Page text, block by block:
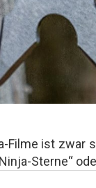
Filme ist zwar
Sterne“